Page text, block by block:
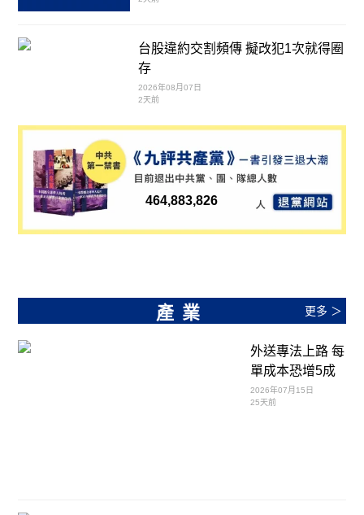
台股違約交割頻傳 擬改犯1次就得圈
存
2026年08月07日
2天前
464,883,826
產業 更多 ＞
外送專法上路 每
單成本恐增5成
2026年07月15日
25天前